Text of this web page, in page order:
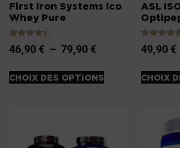
First Iron Systems Ico
Whey Pure
Note
4.20
46,90 € – 79,90 €
CHOIX DES OPTIONS
ASL
Note
5.00
49,90 €
CHOIX